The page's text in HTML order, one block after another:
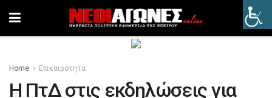
Home Επικαιρότητα
Η ΠτΔ στις εκδηλώσεις για